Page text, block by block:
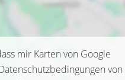
mir Karten von Google
von